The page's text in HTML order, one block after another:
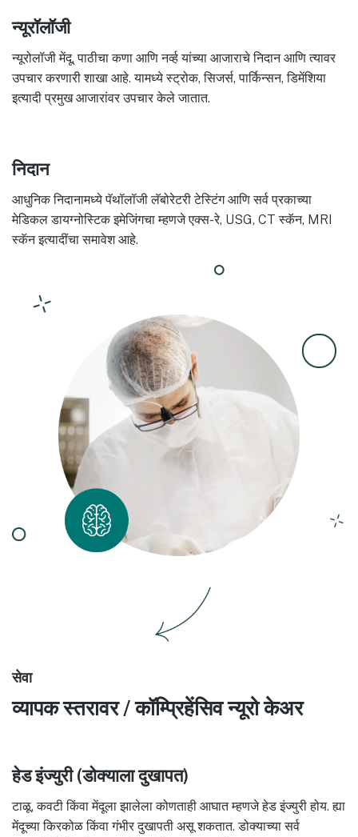
न्यूरॉलॉजी
न्यूरोलॉजी मेंदू, पाठीचा कणा आणि नर्व्ह यांच्या आजाराचे निदान आणि त्यावर
उपचार करणारी शाखा आहे. यामध्ये स्ट्रोक, सिजर्स, पार्किन्सन, डिमेंशिया
इत्यादी प्रमुख आजारांवर उपचार केले जातात.
निदान
आधुनिक निदानामध्ये पॅथॉलॉजी लॅबोरेटरी टेस्टिंग आणि सर्व प्रकाच्या
मेडिकल डायग्नोस्टिक इमेजिंगचा म्हणजे एक्स-रे, USG, CT स्कॅन, MRI
स्कॅन इत्यादींचा समावेश आहे.
सेवा
व्यापक स्तरावर / कॉम्प्रिहेंसिव न्यूरो केअर
हेड इंज्युरी (डोक्याला दुखापत)
टाळू, कवटी किंवा मेंदूला झालेला कोणताही आघात म्हणजे हेड इंज्युरी होय. ह्या
मेंदूच्या किरकोळ किंवा गंभीर दुखापती असू शकतात. डोक्याच्या सर्व